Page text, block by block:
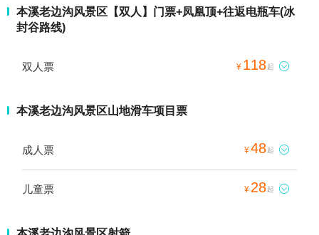
本溪老边沟风景区【双人】门票+凤凰顶+往返电瓶车(冰
封谷路线)
双人票 ¥ 118起 
本溪老边沟风景区山地滑车项目票
成人票 ¥48起 
儿童票 ¥ 28起 